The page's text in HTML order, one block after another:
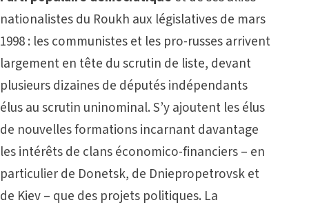
nationalistes du Roukh aux législatives de mars
1998 : les communistes et les pro-russes arrivent
largement en tête du scrutin de liste, devant
plusieurs dizaines de députés indépendants
élus au scrutin uninominal. S’y ajoutent les élus
de nouvelles formations incarnant davantage
les intérêts de clans économico-financiers – en
particulier de Donetsk, de Dniepropetrovsk et
de Kiev – que des projets politiques. La